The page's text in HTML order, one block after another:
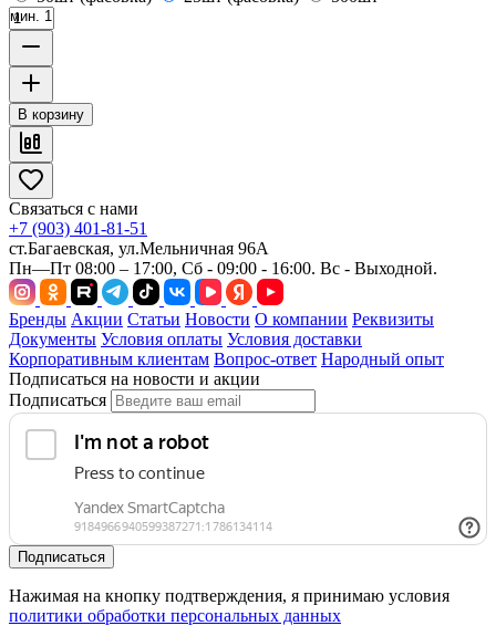
мин. 1
В корзину
Связаться с нами
+7 (903) 401-81-51
ст.Багаевская, ул.Мельничная 96А
Пн—Пт 08:00 – 17:00, Сб - 09:00 - 16:00. Вс - Выходной.
Бренды Акции Статьи Новости О компании Реквизиты
Документы Условия оплаты Условия доставки
Корпоративным клиентам Вопрос-ответ Народный опыт
Подписаться на новости и акции
Подписаться
Подписаться
Нажимая на кнопку подтверждения, я принимаю условия
политики обработки персональных данных